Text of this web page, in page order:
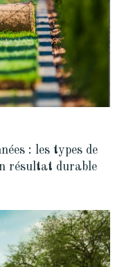
: les types de
résultat durable